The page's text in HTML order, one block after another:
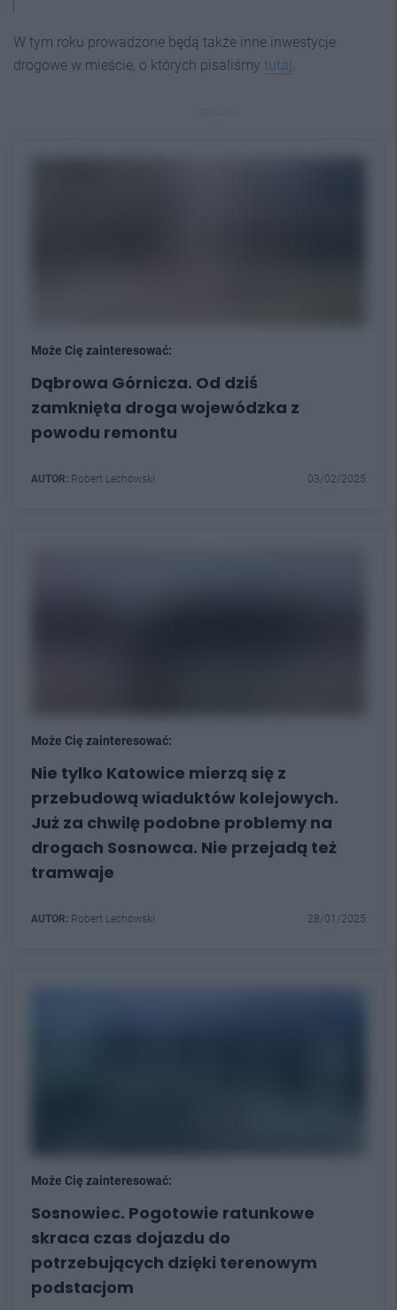
W tym roku prowadzone będą także inne inwestycje
drogowe w mieście, o których pisaliśmy tutaj.
Może Cię zainteresować:
Dąbrowa Górnicza. Od dziś
zamknięta droga wojewódzka z
powodu remontu
AUTOR: Robert Lechowski 03/02/2025
Może Cię zainteresować:
Nie tylko Katowice mierzą się z
przebudową wiaduktów kolejowych.
Już za chwilę podobne problemy na
drogach Sosnowca. Nie przejadą też
tramwaje
AUTOR: Robert Lechowski 28/01/2025
Może Cię zainteresować:
Sosnowiec. Pogotowie ratunkowe
skraca czas dojazdu do
potrzebujących dzięki terenowym
podstacjom